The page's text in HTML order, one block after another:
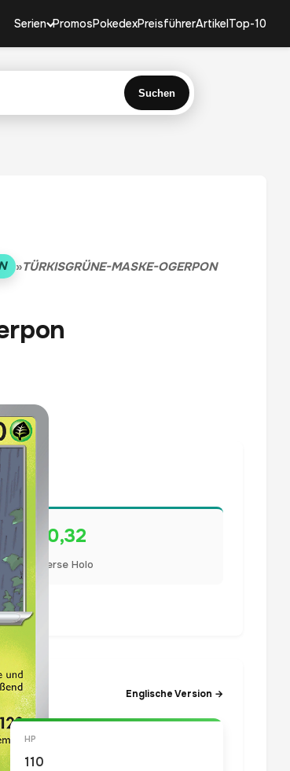
Serien PromosPokedexPreisführerArtikelTop-10
Suchen
»TÜRKISGRÜNE-MASKE-OGERPON
€0,32
Reverse Holo
Englische Version →
HP
110